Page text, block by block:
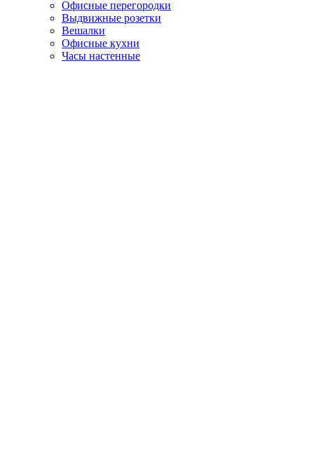
Офисные перегородки
Выдвижные розетки
Вешалки
Офисные кухни
Часы настенные